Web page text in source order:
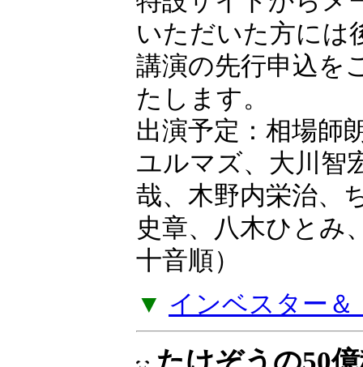
特設サイトからメ
いただいた方には
講演の先行申込を
たします。
出演予定：相場師
ユルマズ、大川智
哉、木野内栄治、
史章、八木ひとみ
十音順）
▼ インベスター＆